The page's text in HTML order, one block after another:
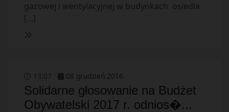
gazowej i wentylacyjnej w budynkach osiedla
[…]
13 07 08 grudzień 2016
Solidarne głosowanie na Budżet
Obywatelski 2017 r. odnios�...